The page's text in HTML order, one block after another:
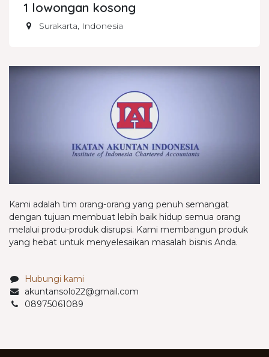
1 lowongan kosong
Surakarta, Indonesia
Kami adalah tim orang-orang yang penuh semangat
dengan tujuan membuat lebih baik hidup semua orang
melalui produ-produk disrupsi. Kami membangun produk
yang hebat untuk menyelesaikan masalah bisnis Anda.
Hubungi kami
akuntansolo22@gmail.com
08975061089